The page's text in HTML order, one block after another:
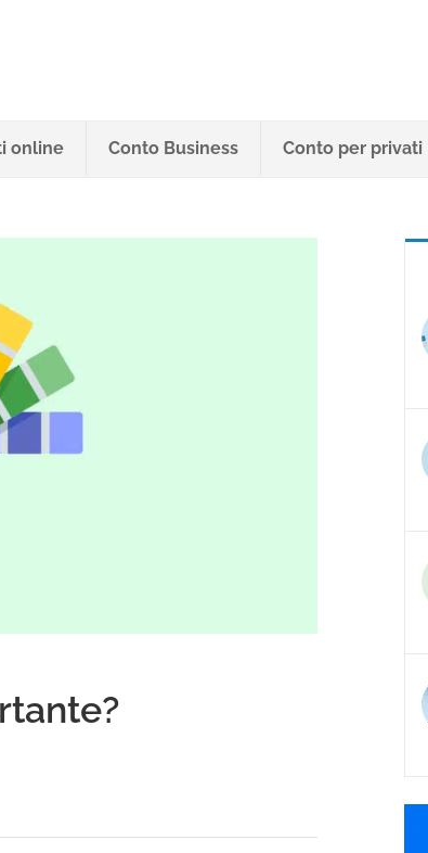
online Conto Business Conto per privati